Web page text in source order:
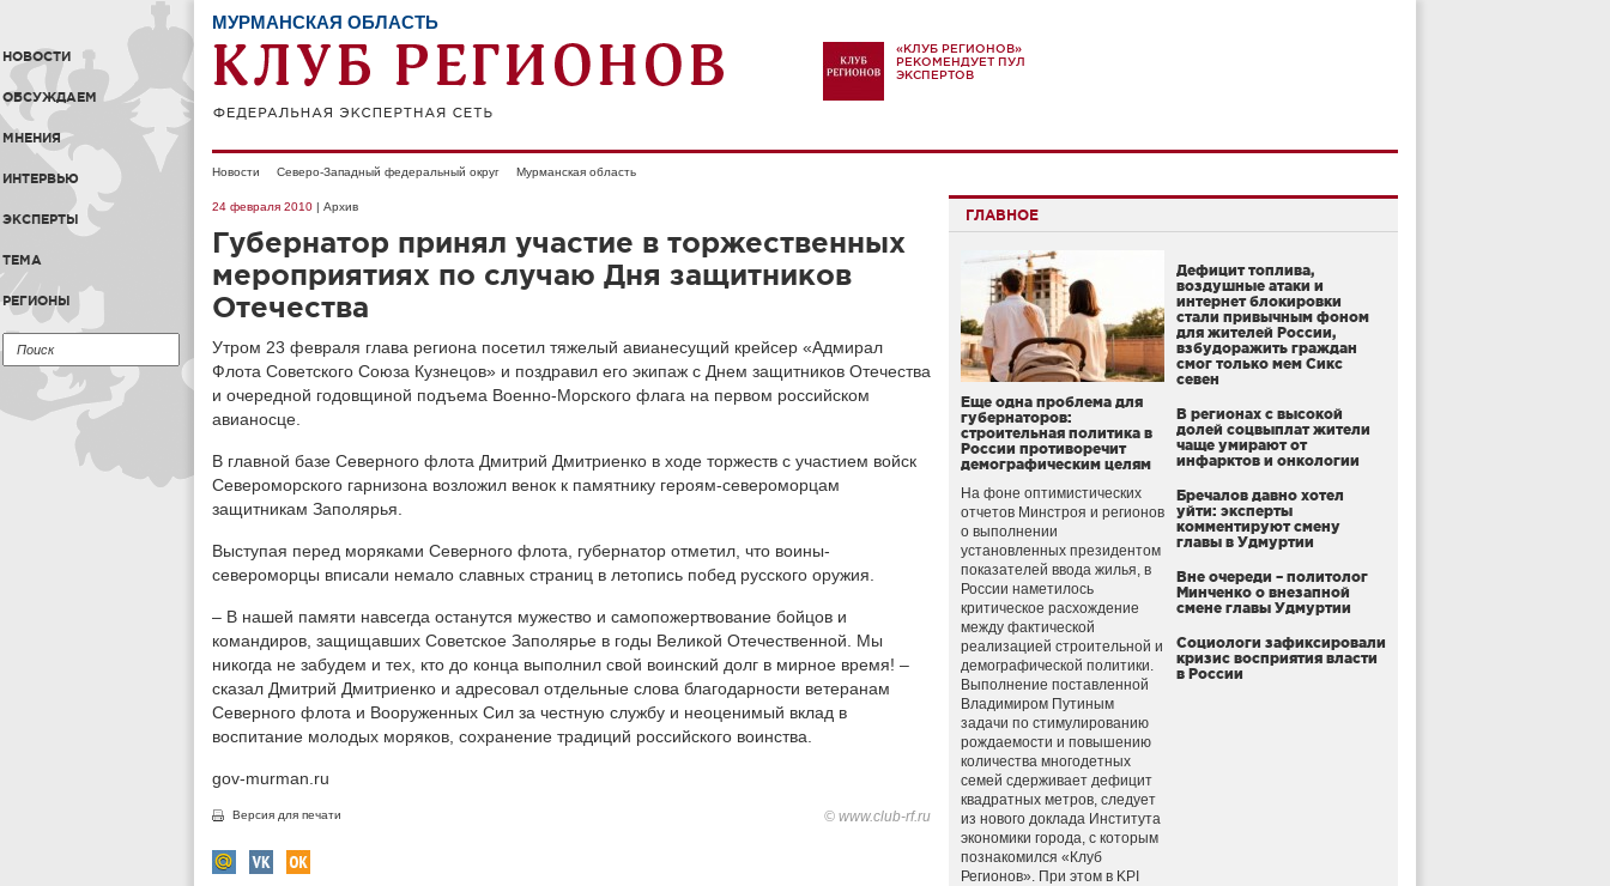
НОВОСТИ
ОБСУЖДАЕМ
МНЕНИЯ
ИНТЕРВЬЮ
ЭКСПЕРТЫ
ТЕМА
РЕГИОНЫ
МУРМАНСКАЯ ОБЛАСТЬ
«КЛУБ РЕГИОНОВ»
РЕКОМЕНДУЕТ ПУЛ
ЭКСПЕРТОВ
Новости Северо-Западный федеральный округ Мурманская область
24 февраля 2010 | Архив
Губернатор принял участие в торжественных
мероприятиях по случаю Дня защитников
Отечества
Утром 23 февраля глава региона посетил тяжелый авианесущий крейсер «Адмирал
Флота Советского Союза Кузнецов» и поздравил его экипаж с Днем защитников Отечества
и очередной годовщиной подъема Военно-Морского флага на первом российском
авианосце.
В главной базе Северного флота Дмитрий Дмитриенко в ходе торжеств с участием войск
Североморского гарнизона возложил венок к памятнику героям-североморцам
защитникам Заполярья.
Выступая перед моряками Северного флота, губернатор отметил, что воины-
североморцы вписали немало славных страниц в летопись побед русского оружия.
– В нашей памяти навсегда останутся мужество и самопожертвование бойцов и
командиров, защищавших Советское Заполярье в годы Великой Отечественной. Мы
никогда не забудем и тех, кто до конца выполнил свой воинский долг в мирное время! –
сказал Дмитрий Дмитриенко и адресовал отдельные слова благодарности ветеранам
Северного флота и Вооруженных Сил за честную службу и неоценимый вклад в
воспитание молодых моряков, сохранение традиций российского воинства.
gov-murman.ru
Версия для печати © www.club-rf.ru
ГЛАВНОЕ
Еще одна проблема для
губернаторов:
строительная политика в
России противоречит
демографическим целям
На фоне оптимистических
отчетов Минстроя и регионов
о выполнении
установленных президентом
показателей ввода жилья, в
России наметилось
критическое расхождение
между фактической
реализацией строительной и
демографической политики.
Выполнение поставленной
Владимиром Путиным
задачи по стимулированию
рождаемости и повышению
количества многодетных
семей сдерживает дефицит
квадратных метров, следует
из нового доклада Института
экономики города, с которым
познакомился «Клуб
Регионов». При этом в KPI
Дефицит топлива,
воздушные атаки и
интернет блокировки
стали привычным фоном
для жителей России,
взбудоражить граждан
смог только мем Сикс
севен
В регионах с высокой
долей соцвыплат жители
чаще умирают от
инфарктов и онкологии
Бречалов давно хотел
уйти: эксперты
комментируют смену
главы в Удмуртии
Вне очереди – политолог
Минченко о внезапной
смене главы Удмуртии
Социологи зафиксировали
кризис восприятия власти
в России